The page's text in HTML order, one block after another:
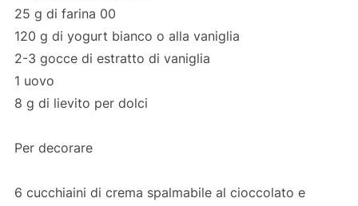
25 g di farina 00
120 g di yogurt bianco o alla vaniglia
2-3 gocce di estratto di vaniglia
1 uovo
8 g di lievito per dolci
Per decorare
6 cucchiaini di crema spalmabile al cioccolato e